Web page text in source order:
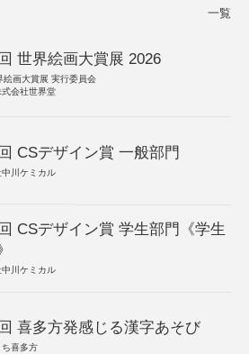
一覧
世界絵画大賞展 2026
絵画大賞展 実行委員会
会社世界堂
CSデザイン賞 一般部門
川ケミカル
CSデザイン賞 学生部門《学生
川ケミカル
喜多方発感じる漢字あそび
喜多方